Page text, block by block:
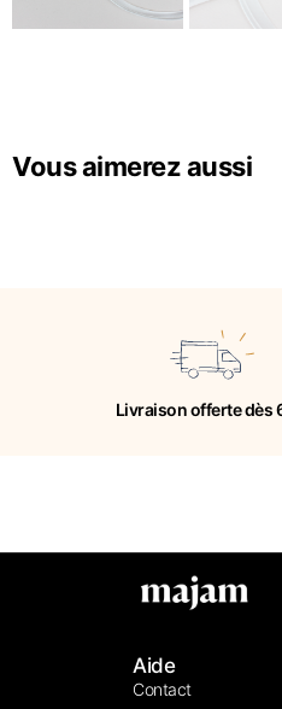
Vous aimerez aussi
Livraison offerte dès
Aide
Contact